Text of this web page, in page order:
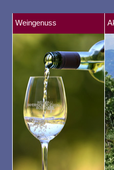
Weingenuss